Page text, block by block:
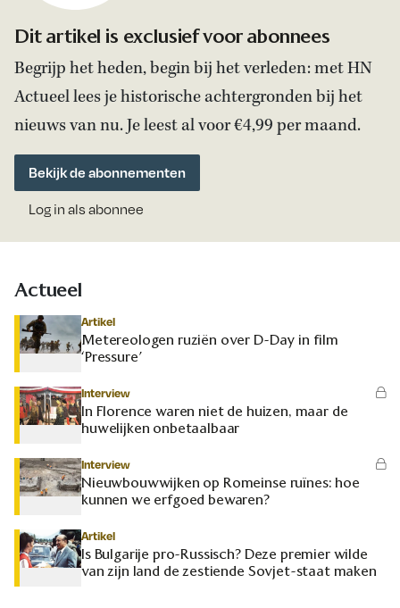
Dit artikel is exclusief voor abonnees
Begrijp het heden, begin bij het verleden: met HN
Actueel lees je historische achtergronden bij het
nieuws van nu. Je leest al voor €4,99 per maand.
Bekijk de abonnementen
Log in als abonnee
Actueel
Artikel
Metereologen ruziën over D-Day in film
‘Pressure’
Interview
In Florence waren niet de huizen, maar de
huwelijken onbetaalbaar
Interview
Nieuwbouwwijken op Romeinse ruïnes: hoe
kunnen we erfgoed bewaren?
Artikel
Is Bulgarije pro-Russisch? Deze premier wilde
van zijn land de zestiende Sovjet-staat maken